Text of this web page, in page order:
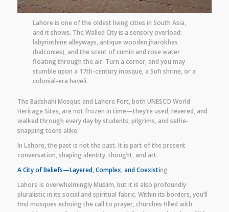
Lahore is one of the oldest living cities in South Asia,
and it shows. The Walled City is a sensory overload:
labyrinthine alleyways, antique wooden jharokhas
(balconies), and the scent of cumin and rose water
floating through the air. Turn a corner, and you may
stumble upon a 17th-century mosque, a Sufi shrine, or a
colonial-era haveli.
The Badshahi Mosque and Lahore Fort, both UNESCO World
Heritage Sites, are not frozen in time—they’re used, revered, and
walked through every day by students, pilgrims, and selfie-
snapping teens alike.
In Lahore, the past is not the past. It is part of the present
conversation, shaping identity, thought, and art.
A City of Beliefs—Layered, Complex, and Coexisting
Lahore is overwhelmingly Muslim, but it is also profoundly
pluralistic in its social and spiritual fabric. Within its borders, you’ll
find mosques echoing the call to prayer, churches filled with